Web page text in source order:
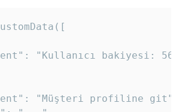
"Kullanıcı bakiyesi:
"Müşteri profiline